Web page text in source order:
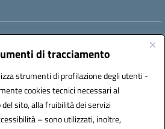
di tracciamento
strumenti di profilazione degli utenti -
cookies tecnici necessari al
sito, alla fruibilità dei servizi
– sono utilizzati, inoltre,
tpis02200a@pec.istruzione.it
- CASA SANTA (TP)